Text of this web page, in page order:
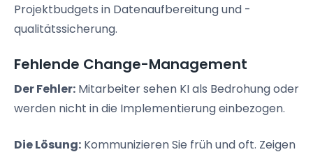
Projektbudgets in Datenaufbereitung und -
qualitätssicherung.
Fehlende Change-Management
Der Fehler: Mitarbeiter sehen KI als Bedrohung oder
werden nicht in die Implementierung einbezogen.
Die Lösung: Kommunizieren Sie früh und oft. Zeigen